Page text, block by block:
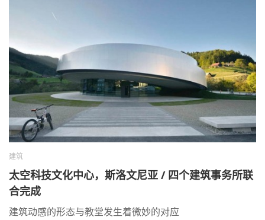
建筑
太空科技文化中心，斯洛文尼亚 / 四个建筑事务所联
合完成
建筑动感的形态与教堂发生着微妙的对应